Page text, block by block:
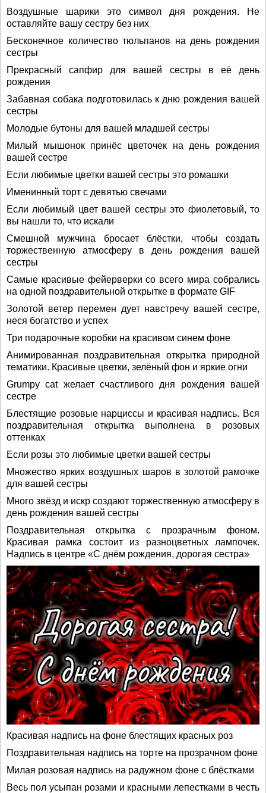
Воздушные шарики это символ дня рождения. Не
оставляйте вашу сестру без них
Бесконечное количество тюльпанов на день рождения
сестры
Прекрасный сапфир для вашей сестры в её день
рождения
Забавная собака подготовилась к дню рождения вашей
сестры
Молодые бутоны для вашей младшей сестры
Милый мышонок принёс цветочек на день рождения
вашей сестре
Если любимые цветки вашей сестры это ромашки
Именинный торт с девятью свечами
Если любимый цвет вашей сестры это фиолетовый, то
вы нашли то, что искали
Смешной мужчина бросает блёстки, чтобы создать
торжественную атмосферу в день рождения вашей
сестры
Самые красивые фейерверки со всего мира собрались
на одной поздравительной открытке в формате GIF
Золотой ветер перемен дует навстречу вашей сестре,
неся богатство и успех
Три подарочные коробки на красивом синем фоне
Анимированная поздравительная открытка природной
тематики. Красивые цветки, зелёный фон и яркие огни
Grumpy cat желает счастливого дня рождения вашей
сестре
Блестящие розовые нарциссы и красивая надпись. Вся
поздравительная открытка выполнена в розовых
оттенках
Если розы это любимые цветки вашей сестры
Множество ярких воздушных шаров в золотой рамочке
для вашей сестры
Много звёзд и искр создают торжественную атмосферу в
день рождения вашей сестры
Поздравительная открытка с прозрачным фоном.
Красивая рамка состоит из разноцветных лампочек.
Надпись в центре «С днём рождения, дорогая сестра»
Красивая надпись на фоне блестящих красных роз
Поздравительная надпись на торте на прозрачном фоне
Милая розовая надпись на радужном фоне с блёстками
Весь пол усыпан розами и красными лепестками в честь